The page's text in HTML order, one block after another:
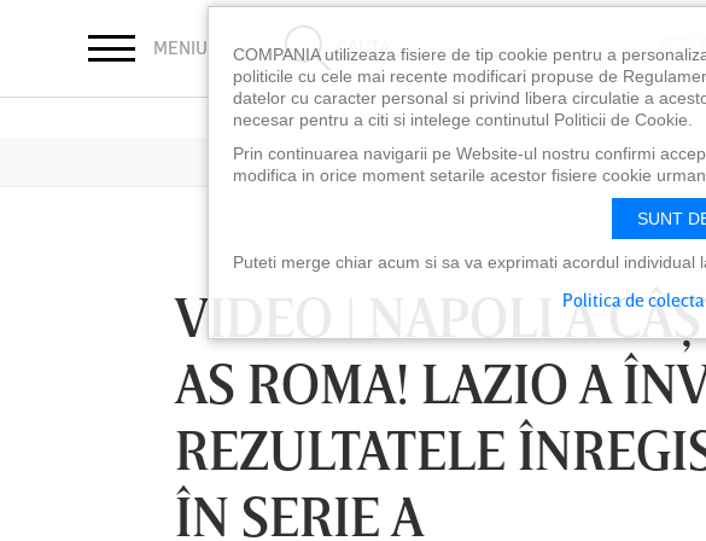
MENIU CAUTĂ
VIDEO | NAPOLI A
AS ROMA! LAZIO A
REZULTATELE
ÎN SERIE A
LUNI 10 AUG, 18:30
COMPANIA utilizeaza fisiere de tip cookie pentru a
politicile cu cele mai recente modificari propuse de
datelor cu caracter personal si privind libera circulatie a
necesar pentru a citi si intelege continutul Politicii de Cookie.
Prin continuarea navigarii pe Website-ul nostru confirmi
modifica in orice moment setarile acestor fisiere cookie
SUNT
Puteti merge chiar acum si sa va exprimati acordul individual
Politica de